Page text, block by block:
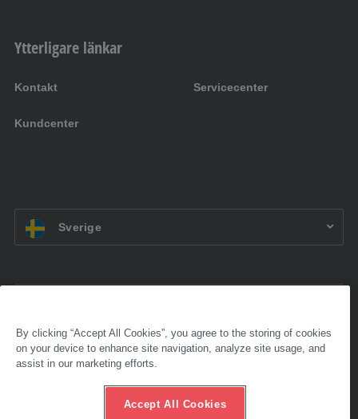
Ytterligare länkar
Kontakt Servicecenter
Kundcenter
SV: Sverige
Allmänna försäljningsvillkor
Skydd av personuppgifter
Etisk hotline
By clicking “Accept All Cookies”, you agree to the storing of cookies
on your device to enhance site navigation, analyze site usage, and
assist in our marketing efforts.
Accept All Cookies